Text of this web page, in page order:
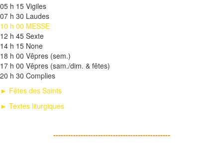
05 h 15 Vigiles
07 h 30 Laudes
10 h 00 MESSE
12 h 45 Sexte
14 h 15 None
18 h 00 Vêpres (sem.)
17 h 00 Vêpres (sam./dim. & fêtes)
20 h 30 Complies
► Fêtes des Saints
► Textes liturgiques
-----------------------------------------------